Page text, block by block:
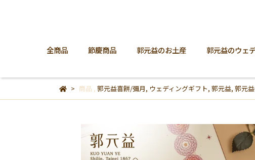
全商品 節慶商品 郭元益のお土産 郭元益のウェ
商品 , 郭元益喜餅/彌月, ウェディングギフト, 郭元益, 郭元